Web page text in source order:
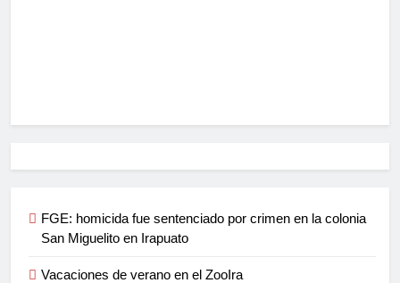
FGE: homicida fue sentenciado por crimen en la colonia
San Miguelito en Irapuato
Vacaciones de verano en el ZooIra